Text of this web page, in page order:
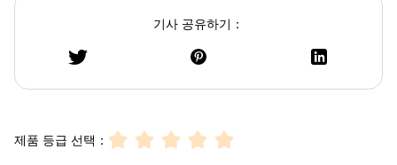
기사 공유하기：
제품 등급 선택：